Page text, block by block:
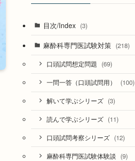
目次/Index (3)
麻酔科専門医試験対策 (218)
口頭試問想定問題 (69)
一問一答（口頭試問用） (100)
解いて学ぶシリーズ (3)
読んで学ぶシリーズ (11)
口頭試問考察シリーズ (12)
麻酔科専門医試験体験談 (9)